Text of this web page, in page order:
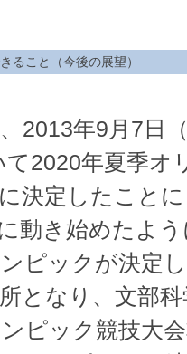
ること（今後の展望）
2013年9月7日
て2020年夏季
決定したこと
動き始めたよ
ピックが決定
となり、文部
ピック競技大